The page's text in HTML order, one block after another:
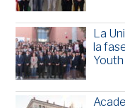
La
la